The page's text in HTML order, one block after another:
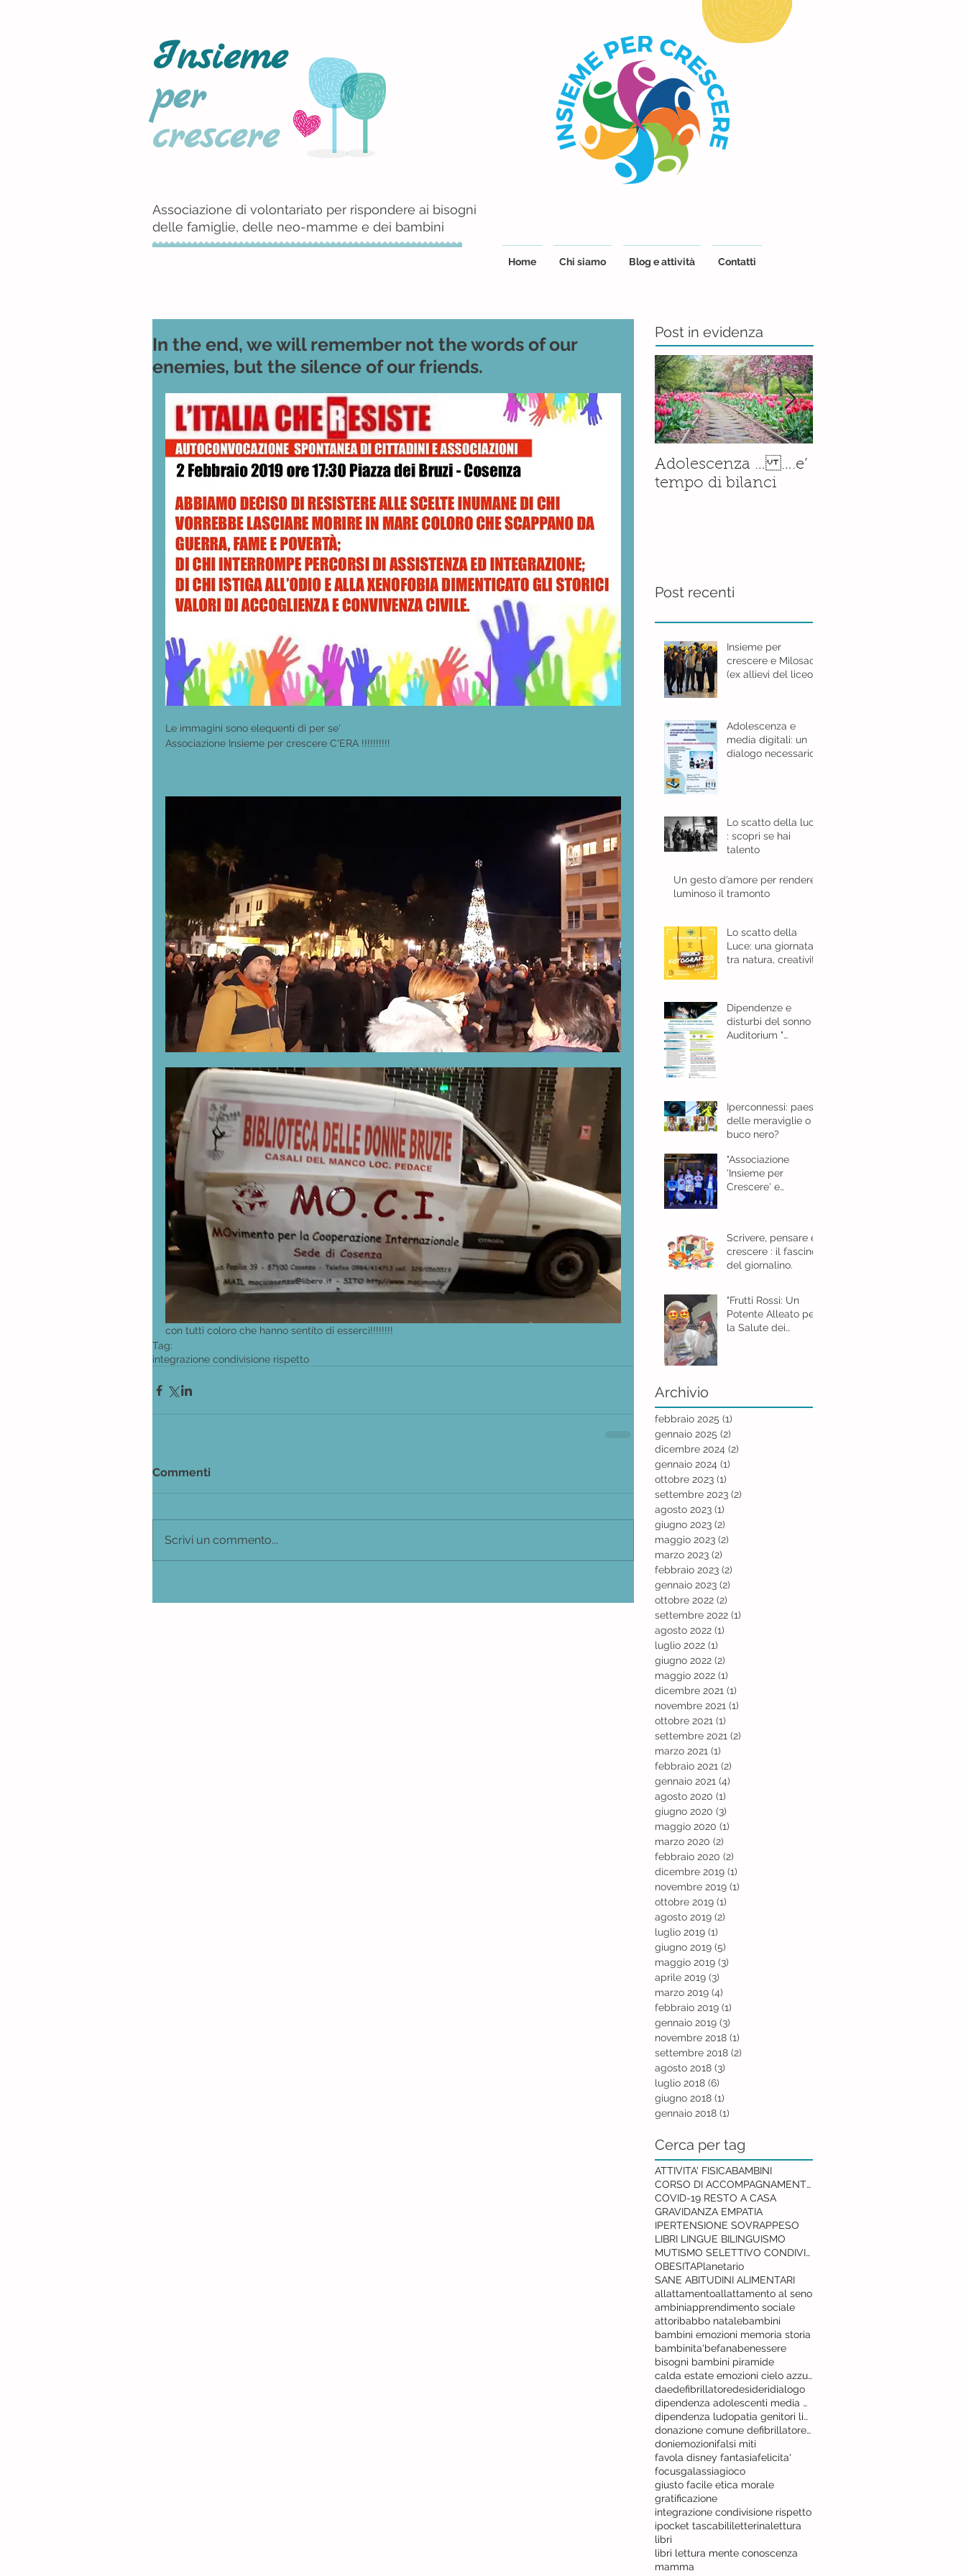
Insieme
per
crescere
Associazione di volontariato per rispondere ai bisogni
delle famiglie, delle neo-mamme e dei bambini
Home Chi siamo Blog e attività Contatti
In the end, we will remember not the words of our
enemies, but the silence of our friends.
Le immagini sono elequenti di per se'
Associazione Insieme per crescere C'ERA !!!!!!!!!!
con tutti coloro che hanno sentito di esserci!!!!!!!!
Tag:
integrazione condivisione rispetto
Commenti
Scrivi un commento...
Post in evidenza
Adolescenza … ….e’
tempo di bilanci
Post recenti
Insieme per
crescere e Milosao
(ex allievi del liceo
Adolescenza e
media digitali: un
dialogo necessario
Lo scatto della luce
: scopri se hai
talento
Un gesto d’amore per rendere
luminoso il tramonto
Lo scatto della
Luce: una giornata
tra natura, creatività
Dipendenze e
disturbi del sonno
Auditorium "
Iperconnessi: paese
delle meraviglie o
buco nero?
"Associazione
'Insieme per
Crescere' e
Scrivere, pensare e
crescere : il fascino
del giornalino.
"Frutti Rossi: Un
Potente Alleato per
la Salute dei
Archivio
febbraio 2025 (1)
gennaio 2025 (2)
dicembre 2024 (2)
gennaio 2024 (1)
ottobre 2023 (1)
settembre 2023 (2)
agosto 2023 (1)
giugno 2023 (2)
maggio 2023 (2)
marzo 2023 (2)
febbraio 2023 (2)
gennaio 2023 (2)
ottobre 2022 (2)
settembre 2022 (1)
agosto 2022 (1)
luglio 2022 (1)
giugno 2022 (2)
maggio 2022 (1)
dicembre 2021 (1)
novembre 2021 (1)
ottobre 2021 (1)
settembre 2021 (2)
marzo 2021 (1)
febbraio 2021 (2)
gennaio 2021 (4)
agosto 2020 (1)
giugno 2020 (3)
maggio 2020 (1)
marzo 2020 (2)
febbraio 2020 (2)
dicembre 2019 (1)
novembre 2019 (1)
ottobre 2019 (1)
agosto 2019 (2)
luglio 2019 (1)
giugno 2019 (5)
maggio 2019 (3)
aprile 2019 (3)
marzo 2019 (4)
febbraio 2019 (1)
gennaio 2019 (3)
novembre 2018 (1)
settembre 2018 (2)
agosto 2018 (3)
luglio 2018 (6)
giugno 2018 (1)
gennaio 2018 (1)
Cerca per tag
ATTIVITA' FISICABAMBINI
CORSO DI ACCOMPAGNAMENTO ALLA NASCITA
COVID-19 RESTO A CASA
GRAVIDANZA EMPATIA
IPERTENSIONE SOVRAPPESO
LIBRI LINGUE BILINGUISMO
MUTISMO SELETTIVO CONDIVISIONE RETE
OBESITAPlanetario
SANE ABITUDINI ALIMENTARI
allattamentoallattamento al seno
ambiniapprendimento sociale
attoribabbo natalebambini
bambini emozioni memoria storia
bambinita'befanabenessere
bisogni bambini piramide
calda estate emozioni cielo azzurro
daedefibrillatoredesideridialogo
dipendenza adolescenti media device
dipendenza ludopatia genitori linee guida
donazione comune defibrillatore vita
doniemozionifalsi miti
favola disney fantasiafelicita'
focusgalassiagioco
giusto facile etica morale
gratificazione
integrazione condivisione rispetto
ipocket tascabililetterinalettura
libri
libri lettura mente conoscenza
mamma